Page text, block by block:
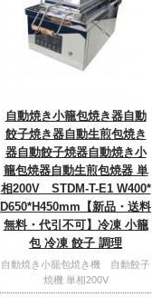
自動焼き小籠包焼き器自動
餃子焼き器自動生煎包焼き
器自動餃子焼器自動焼き小
籠包焼器自動生煎包焼器 単
相200V STDM-T-E1 W400*
D650*H450mm【新品・送料
無料・代引不可】冷凍 小籠
包 冷凍 餃子 調理
自動焼き小籠包焼き機 自動餃子
焼機 単相200V